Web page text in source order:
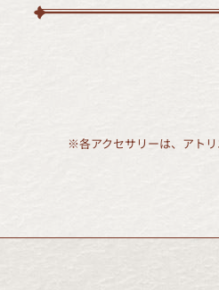
※各アクセサリーは、アト